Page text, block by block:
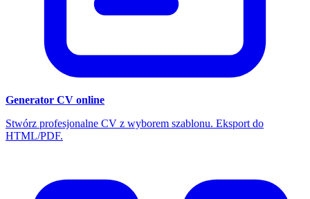
Generator CV online
Stwórz profesjonalne CV z wyborem szablonu. Eksport do
HTML/PDF.